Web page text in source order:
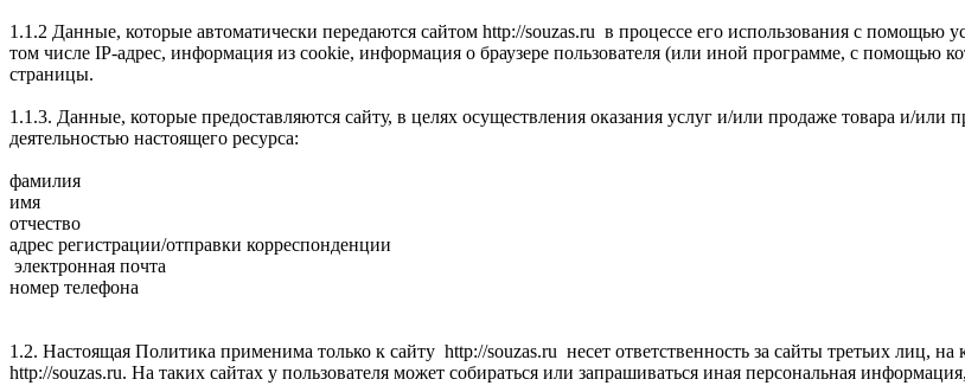
1.1.2 Данные, которые автоматически передаются сайтом http://souzas.ru в процессе его использования с помощью
том числе IP-адрес, информация из cookie, информация о браузере пользователя (или иной программе, с помощью
страницы.
1.1.3. Данные, которые предоставляются сайту, в целях осуществления оказания услуг и/или продаже товара и/или
деятельностью настоящего ресурса:
фамилия
имя
отчество
адрес регистрации/отправки корреспонденции
электронная почта
номер телефона
1.2. Настоящая Политика применима только к сайту http://souzas.ru несет ответственность за сайты третьих лиц,
http://souzas.ru. На таких сайтах у пользователя может собираться или запрашиваться иная персональная